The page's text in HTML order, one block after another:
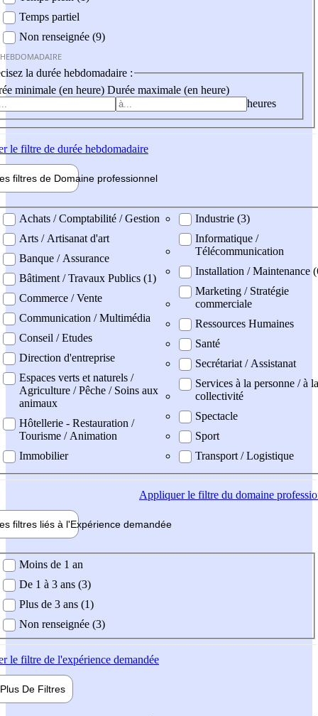
Temps partiel
Non renseignée (9)
la durée hebdomadaire :
minimale (en heure) Durée maximale (en heure)
heures
le filtre de durée hebdomadaire
filtres de Domaine professionnel
professionel
Achats / Comptabilité / Gestion
Arts / Artisanat d'art
Banque / Assurance
Bâtiment / Travaux Publics (1)
Commerce / Vente
Communication / Multimédia
Conseil / Etudes
Direction d'entreprise
Espaces verts et naturels /
Agriculture / Pêche / Soins aux
animaux
Hôtellerie - Restauration /
Tourisme / Animation
Immobilier
Industrie (3)
Informatique /
Télécommunication
Installation / Maintenance
Marketing / Stratégie
commerciale
Ressources Humaines
Santé
Secrétariat / Assistanat
Services à la personne / à la
collectivité
Spectacle
Sport
Transport / Logistique
Appliquerle filtre du domaine
filtres liés à l'Expérience demandée
demandée
Moins de 1 an
De 1 à 3 ans (3)
Plus de 3 ans (1)
Non renseignée (3)
le filtre de l'expérience demandée
Plus De Filtres